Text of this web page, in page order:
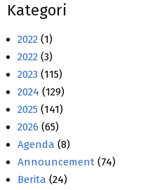
Kategori
2022 (1)
2022 (3)
2023 (115)
2024 (129)
2025 (141)
2026 (65)
Agenda (8)
Announcement (74)
Berita (24)